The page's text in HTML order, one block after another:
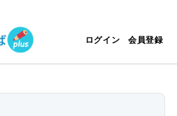
ログイン 会員登録